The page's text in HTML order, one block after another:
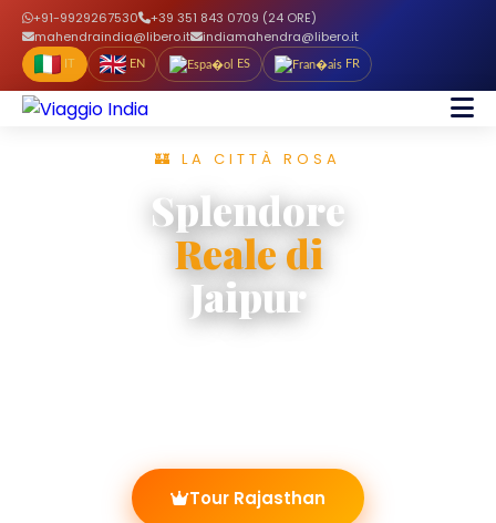
+91-9929267530
+39 351 843 0709 (24 ORE)
mahendraindia@libero.it
indiamahendra@libero.it
IT EN ES FR
🏰 LA CITTÀ ROSA
Splendore
Reale di
Jaipur
Tour Rajasthan